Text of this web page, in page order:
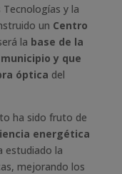
y la
un Centro
la base de la
y que
óptica del
ha sido fruto de
energética
estudiado la
mejorando los